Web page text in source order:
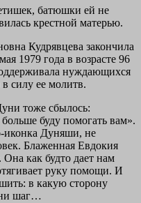
батюшки ей не
крестной матерью.
Кудрявцева закончила
1979 года в возрасте 96
нуждающихся
силу ее молитв.
тоже сбылось:
буду помогать вам».
иконка Дуняши, не
Блаженная Евдокия
как будто дает нам
руку помощи. И
в какую сторону
шаг…